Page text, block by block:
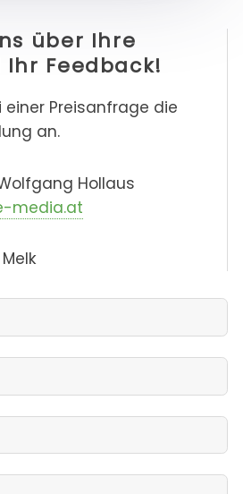
über Ihre
Feedback!
einer Preisanfrage die
an.
Hollaus
media.at